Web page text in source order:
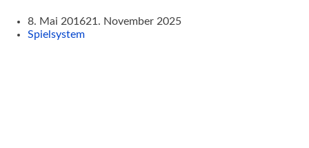
8. Mai 201621. November 2025
Spielsystem